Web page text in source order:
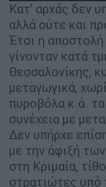
Κατ’ αρχάς δεν
αλλά ούτε και
Έτσι η
γίνονταν κατά
Θεσσαλονίκης,
μεταγωγικά,
πυροβόλα κ.ά.
συνέχεια με
Δεν υπήρχε
με την άφιξή
στη Κριμαία,
στρατιώτες υπό